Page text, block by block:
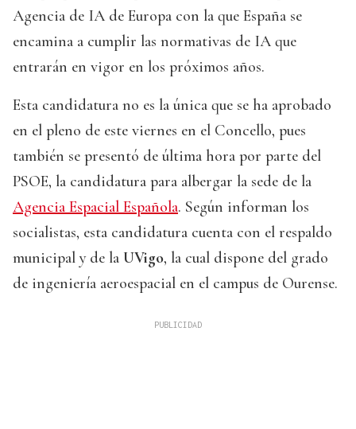
Agencia de IA de Europa con la que España se
encamina a cumplir las normativas de IA que
entrarán en vigor en los próximos años.
Esta candidatura no es la única que se ha aprobado
en el pleno de este viernes en el Concello, pues
también se presentó de última hora por parte del
PSOE, la candidatura para albergar la sede de la
Agencia Espacial Española. Según informan los
socialistas, esta candidatura cuenta con el respaldo
municipal y de la UVigo, la cual dispone del grado
de ingeniería aeroespacial en el campus de Ourense.